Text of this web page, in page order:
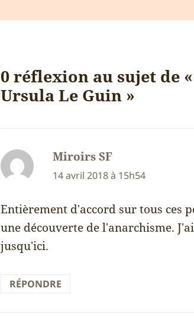
0 réflexion au sujet de «
Ursula Le Guin »
Miroirs SF
14 avril 2018 à 15h54
Entièrement d'accord sur tous ces
une découverte de l'anarchisme.
jusqu'ici.
RÉPONDRE